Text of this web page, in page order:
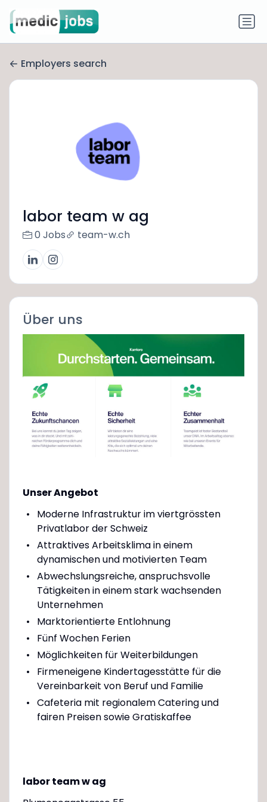
Employers search
labor team w ag
0 Jobs team-w.ch
Über uns
Unser Angebot
Moderne Infrastruktur im viertgrössten
Privatlabor der Schweiz
Attraktives Arbeitsklima in einem
dynamischen und motivierten Team
Abwechslungsreiche, anspruchsvolle
Tätigkeiten in einem stark wachsenden
Unternehmen
Marktorientierte Entlohnung
Fünf Wochen Ferien
Möglichkeiten für Weiterbildungen
Firmeneigene Kindertagesstätte für die
Vereinbarkeit von Beruf und Familie
Cafeteria mit regionalem Catering und
fairen Preisen sowie Gratiskaffee
labor team w ag